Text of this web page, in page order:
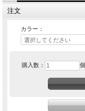
注文
カラー：
購入数： 個